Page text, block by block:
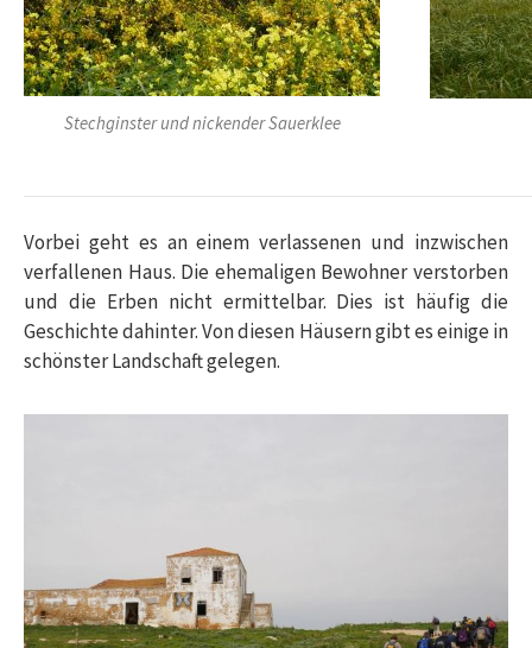
Stechginster und nickender Sauerklee
Vorbei geht es an einem verlassenen und inzwischen
verfallenen Haus. Die ehemaligen Bewohner verstorben
und die Erben nicht ermittelbar. Dies ist häufig die
Geschichte dahinter. Von diesen Häusern gibt es einige in
schönster Landschaft gelegen.